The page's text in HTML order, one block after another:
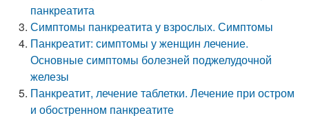
панкреатита
Симптомы панкреатита у взрослых. Симптомы
Панкреатит: симптомы у женщин лечение.
Основные симптомы болезней поджелудочной
железы
Панкреатит, лечение таблетки. Лечение при остром
и обостренном панкреатите